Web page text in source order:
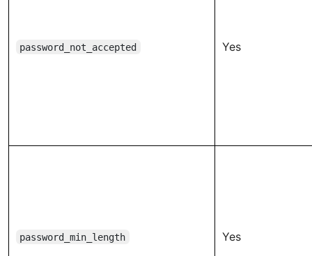
password_not_accepted Yes
password_min_length Yes